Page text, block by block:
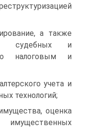
а также
в судеб­ных и
налоговым и
учета и
технологий;
оценка